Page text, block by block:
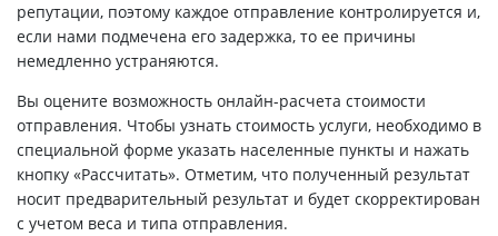
репутации, поэтому каждое отправление контролируется и,
если нами подмечена его задержка, то ее причины
немедленно устраняются.
Вы оцените возможность онлайн-расчета стоимости
отправления. Чтобы узнать стоимость услуги, необходимо в
специальной форме указать населенные пункты и нажать
кнопку «Рассчитать». Отметим, что полученный результат
носит предварительный результат и будет скорректирован
с учетом веса и типа отправления.